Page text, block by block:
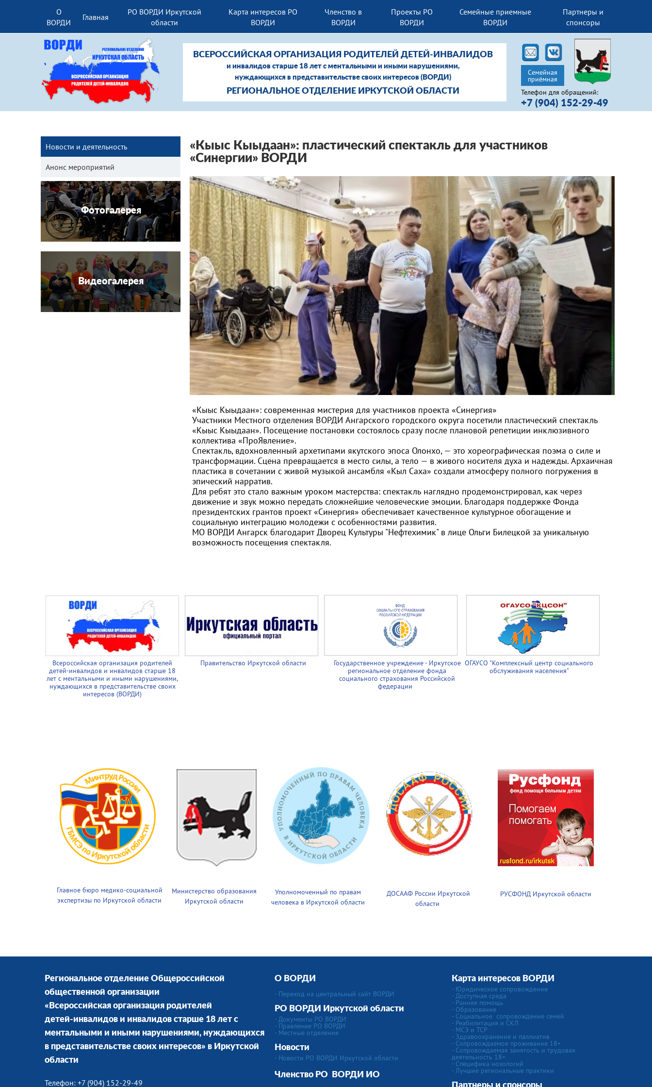
О
ВОРДИ
Главная
РО ВОРДИ Иркутской
области
Карта интересов РО
ВОРДИ
Членство в
ВОРДИ
Проекты РО
ВОРДИ
Семейные приемные
ВОРДИ
Партнеры и
спонсоры
Телефон для обращений:
+7 (904) 152-29-49
ВСЕРОССИЙСКАЯ ОРГАНИЗАЦИЯ РОДИТЕЛЕЙ ДЕТЕЙ-ИНВАЛИДОВ
и инвалидов старше 18 лет с ментальными и иными нарушениями,
нуждающихся в представительстве своих интересов (ВОРДИ)
РЕГИОНАЛЬНОЕ ОТДЕЛЕНИЕ ИРКУТСКОЙ ОБЛАСТИ
Семейная
приёмная
Новости и деятельность
Анонс мероприятий
Фотогалерея
Видеогалерея
«Кыыс Кыыдаан»: пластический спектакль для участников
«Синергии» ВОРДИ
«Кыыс Кыыдаан»: современная мистерия для участников проекта «Синергия»
Участники Местного отделения ВОРДИ Ангарского городского округа посетили пластический спектакль
«Кыыс Кыыдаан». Посещение постановки состоялось сразу после плановой репетиции инклюзивного
коллектива «ПроЯвление».
Спектакль, вдохновленный архетипами якутского эпоса Олонхо, — это хореографическая поэма о силе и
трансформации. Сцена превращается в место силы, а тело — в живого носителя духа и надежды. Архаичная
пластика в сочетании с живой музыкой ансамбля «Кыл Саха» создали атмосферу полного погружения в
эпический нарратив.
Для ребят это стало важным уроком мастерства: спектакль наглядно продемонстрировал, как через
движение и звук можно передать сложнейшие человеческие эмоции. Благодаря поддержке Фонда
президентских грантов проект «Синергия» обеспечивает качественное культурное обогащение и
социальную интеграцию молодежи с особенностями развития.
МО ВОРДИ Ангарск благодаритДворец Культуры "Нефтехимик" в лице Ольги Билецкой за уникальную
возможность посещения спектакля.
Всероссийская организация родителей
детей-инвалидов и инвалидов старше 18
лет с ментальными и иными нарушениями,
нуждающихся в представительстве своих
интересов (ВОРДИ)
Правительство Иркутской области
Государственное учреждение - Иркутское
региональное отделение фонда
социального страхования Российской
федерации
ОГАУСО "Комплексный центр социального
обслуживания населения"
Главное бюро медико-социальной
экспертизы по Иркутской области
Министерство образования
Иркутской области
Уполномоченный по правам
человека в Иркутской области
ДОСААФ России Иркутской
области
РУСФОНД Иркутской области
Региональное отделение Общероссийской
общественной организации
«Всероссийская организация родителей
детей-инвалидов и инвалидов старше 18 лет с
ментальными и иными нарушениями, нуждающихся
в представительстве своих интересов» в Иркутской
области
Телефон: +7 (904) 152-29-49
О ВОРДИ
- Переход на центральный сайт ВОРДИ
РО ВОРДИ Иркутской области
- Документы РО ВОРДИ
- Правление РО ВОРДИ
- Местные отделения
Новости
- Новости РО ВОРДИ Иркутской области
Членство РО
ВОРДИ ИО
Карта интересов ВОРДИ
- Юридическое сопровождение
- Доступная среда
- Ранняя помощь
- Образование
- Социальное сопровождение семей
- Реабилитация и СКЛ
- МСЭ и ТСР
- Здравоохранение и паллиатив
- Сопровождаемое проживание 18+
- Сопровождаемая занятость и трудовая
деятельность 18+
- Специфика нозологий
- Лучшие региональные практики